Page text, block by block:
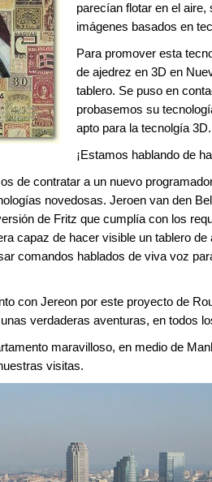
parecían flotar en el aire,
imágenes basados en
Para promover esta
de ajedrez en 3D en
tablero. Se puso en
probasemos su
apto para la tecnolgía 3D.
¡Estamos hablando de
de contratar a un nuevo
novedosas. Jeroen van den
de Fritz que cumplía con los
capaz de hacer visible un tablero de
comandos hablados de viva voz
con Jereon por este proyecto de
verdaderas aventuras, en todos
maravilloso, en medio de
visitas.